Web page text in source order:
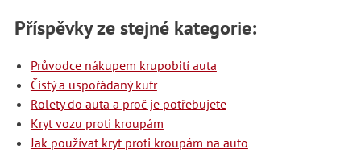
Příspěvky ze stejné kategorie:
Průvodce nákupem krupobití auta
Čistý a uspořádaný kufr
Rolety do auta a proč je potřebujete
Kryt vozu proti kroupám
Jak používat kryt proti kroupám na auto